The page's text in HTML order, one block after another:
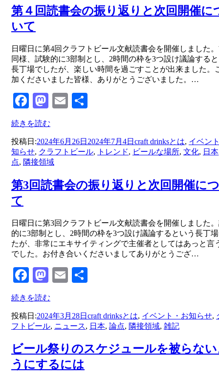
第４回読書会の振り返りと次回開催に
いて
投稿者master
日曜日に第4回クラフトビール文献読書会を開催しました
同様、試験的に3部制とし、2時間の枠を3つ設け議論する
長丁場でしたが、楽しい時間を過ごすことが出来ました。
加くださいました皆様、ありがとうございました。…
Facebook
Mastodon
Email
続きを読む
投稿日:2024年6月26日 2024年7月4日 craft drinksとは, イベン
知らせ, クラフトビール, トレンド, ビールな場所, 文化, 日本
点, 隣接領域
第3回読書会の振り返りと次回開催に
て
投稿者master
日曜日に第3回クラフトビール文献読書会を開催しました
的に3部制とし、2時間の枠を3つ設け議論するという長丁
たが、非常にエキサイティングで主催者としてはあっと言
でした。お付き合いくださいましてありがとうござ…
Facebook
Mastodon
Email
続きを読む
投稿日:2024年3月28日 craft drinksとは, イベント・お知らせ,
フトビール, ニュース, 日本, 論点, 隣接領域, 雑記
ビール祭りのスケジュールを被らな
うにするには